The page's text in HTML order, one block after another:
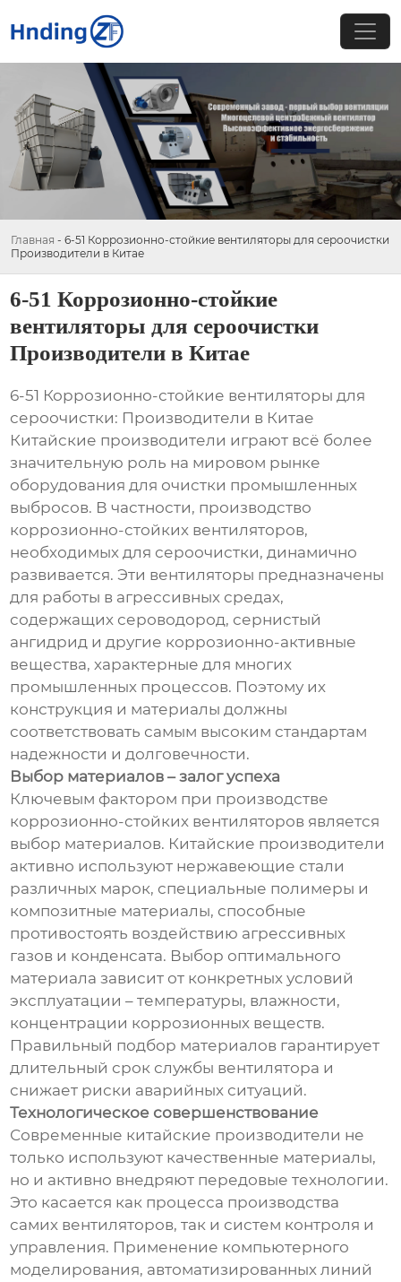
Главная - 6-51 Коррозионно-стойкие вентиляторы для сероочистки
Производители в Китае
6-51 Коррозионно-стойкие
вентиляторы для сероочистки
Производители в Китае
6-51 Коррозионно-стойкие вентиляторы для
сероочистки: Производители в Китае
Китайские производители играют всё более
значительную роль на мировом рынке
оборудования для очистки промышленных
выбросов. В частности, производство
коррозионно-стойких вентиляторов,
необходимых для сероочистки, динамично
развивается. Эти вентиляторы предназначены
для работы в агрессивных средах,
содержащих сероводород, сернистый
ангидрид и другие коррозионно-активные
вещества, характерные для многих
промышленных процессов. Поэтому их
конструкция и материалы должны
соответствовать самым высоким стандартам
надежности и долговечности.
Выбор материалов – залог успеха
Ключевым фактором при производстве
коррозионно-стойких вентиляторов является
выбор материалов. Китайские производители
активно используют нержавеющие стали
различных марок, специальные полимеры и
композитные материалы, способные
противостоять воздействию агрессивных
газов и конденсата. Выбор оптимального
материала зависит от конкретных условий
эксплуатации – температуры, влажности,
концентрации коррозионных веществ.
Правильный подбор материалов гарантирует
длительный срок службы вентилятора и
снижает риски аварийных ситуаций.
Технологическое совершенствование
Современные китайские производители не
только используют качественные материалы,
но и активно внедряют передовые технологии.
Это касается как процесса производства
самих вентиляторов, так и систем контроля и
управления. Применение компьютерного
моделирования, автоматизированных линий